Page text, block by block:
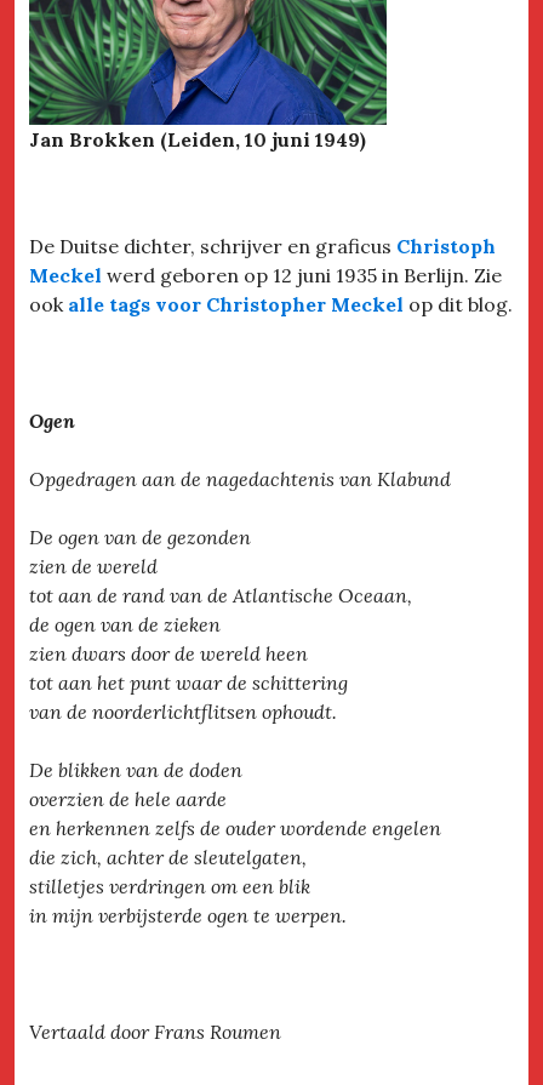
Jan Brokken (Leiden, 10 juni 1949)
De Duitse dichter, schrijver en graficus Christoph
Meckel werd geboren op 12 juni 1935 in Berlijn. Zie
ook alle tags voor Christopher Meckel op dit blog.
Ogen
Opgedragen aan de nagedachtenis van Klabund
De ogen van de gezonden
zien de wereld
tot aan de rand van de Atlantische Oceaan,
de ogen van de zieken
zien dwars door de wereld heen
tot aan het punt waar de schittering
van de noorderlichtflitsen ophoudt.
De blikken van de doden
overzien de hele aarde
en herkennen zelfs de ouder wordende engelen
die zich, achter de sleutelgaten,
stilletjes verdringen om een blik
in mijn verbijsterde ogen te werpen.
Vertaald door Frans Roumen